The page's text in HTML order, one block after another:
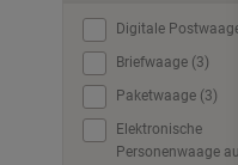
Digitale Postwaage
Briefwaage (3)
Paketwaage (3)
Elektronische
Personenwaage